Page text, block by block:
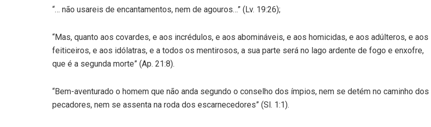
“… não usareis de encantamentos, nem de agouros…” (Lv. 19:26);
“Mas, quanto aos covardes, e aos incrédulos, e aos abomináveis, e aos homicidas, e aos adúlteros, e aos
feiticeiros, e aos idólatras, e a todos os mentirosos, a sua parte será no lago ardente de fogo e enxofre,
que é a segunda morte” (Ap. 21:8).
“Bem-aventurado o homem que não anda segundo o conselho dos ímpios, nem se detém no caminho dos
pecadores, nem se assenta na roda dos escarnecedores” (Sl. 1:1).